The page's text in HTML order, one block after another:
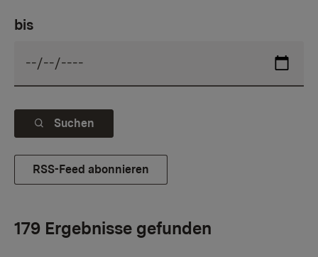
bis
Suchen
RSS-Feed abonnieren
179 Ergebnisse gefunden